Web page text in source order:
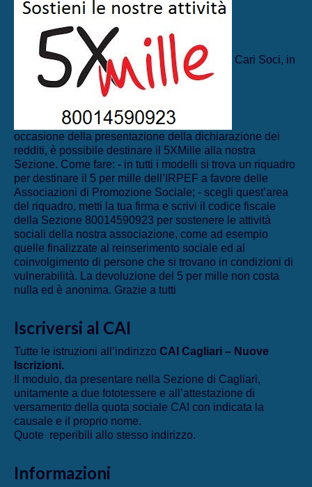
Cari Soci, in
occasione della presentazione della dichiarazione dei
redditi, è possibile destinare il 5XMille alla nostra
Sezione. Come fare: - in tutti i modelli si trova un riquadro
per destinare il 5 per mille dell’IRPEF a favore delle
Associazioni di Promozione Sociale; - scegli quest’area
del riquadro, metti la tua firma e scrivi il codice fiscale
della Sezione 80014590923 per sostenere le attività
sociali della nostra associazione, come ad esempio
quelle finalizzate al reinserimento sociale ed al
coinvolgimento di persone che si trovano in condizioni di
vulnerabilità. La devoluzione del 5 per mille non costa
nulla ed è anonima. Grazie a tutti
Iscriversi al CAI
Tutte le istruzioni all’indirizzo CAI Cagliari – Nuove
Iscrizioni.
Il modulo, da presentare nella Sezione di Cagliari,
unitamente a due fototessere e all’attestazione di
versamento della quota sociale CAI con indicata la
causale e il proprio nome.
Quote reperibili allo stesso indirizzo.
Informazioni